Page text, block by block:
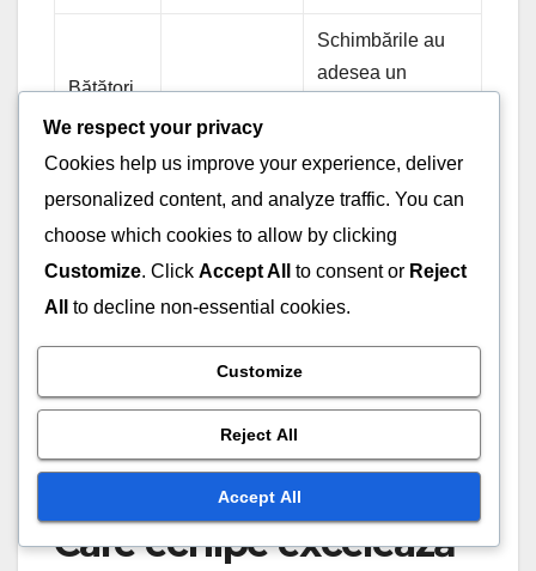
Bătători
de
contact
Scăzută
Schimbările au
adesea un
să își ajusteze
swing-urile.
Care echipe excelează
We respect your privacy
Cookies help us improve your experience, deliver
personalized content, and analyze traffic. You can
choose which cookies to allow by clicking
Customize. Click Accept All to consent or Reject
All
to decline non-essential cookies.
Customize
Reject All
Accept All